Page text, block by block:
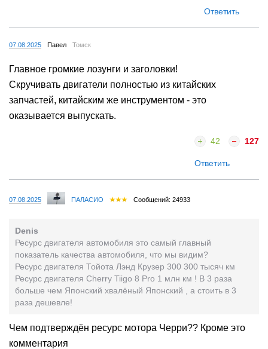
Ответить
07.08.2025 Павел Томск
Главное громкие лозунги и заголовки!
Скручивать двигатели полностью из китайских
запчастей, китайским же инструментом - это
оказывается выпускать.
42 127
Ответить
07.08.2025 ПАЛАСИО Сообщений: 24933
Denis
Ресурс двигателя автомобиля это самый главный
показатель качества автомобиля, что мы видим?
Ресурс двигателя Тойота Лэнд Крузер 300 300 тысяч км
Ресурс двигателя Cherry Tiigo 8 Pro 1 млн км ! В 3 раза
больше чем Японский хвалёный Японский , а стоить в 3
раза дешевле!
Чем подтверждён ресурс мотора Черри?? Кроме это
комментария